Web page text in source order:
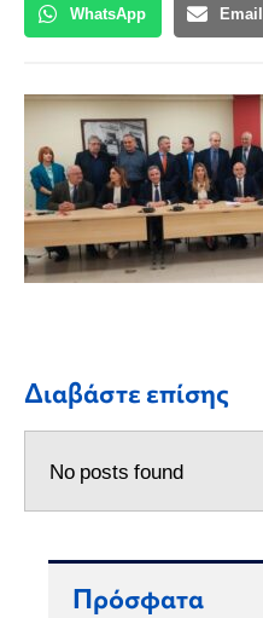
WhatsApp Email
Διαβάστε επίσης
No posts found
Πρόσφατα